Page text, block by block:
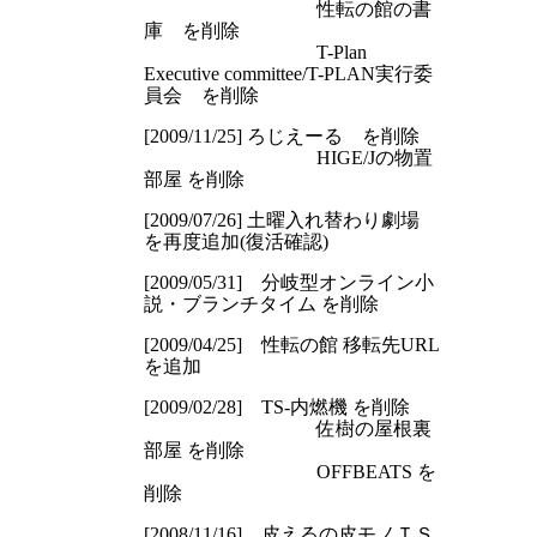
性転の館の書
庫 を削除
T-Plan
Executive committee/T-PLAN実行委
員会 を削除
[2009/11/25] ろじえーる を削除
HIGE/Jの物置
部屋 を削除
[2009/07/26] 土曜入れ替わり劇場
を再度追加(復活確認)
[2009/05/31] 分岐型オンライン小
説・ブランチタイム を削除
[2009/04/25] 性転の館 移転先URL
を追加
[2009/02/28] TS-内燃機 を削除
佐樹の屋根裏
部屋 を削除
OFFBEATS を
削除